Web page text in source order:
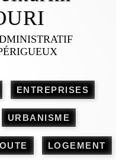
ENTREPRISES
URBANISME
LOGEMENT